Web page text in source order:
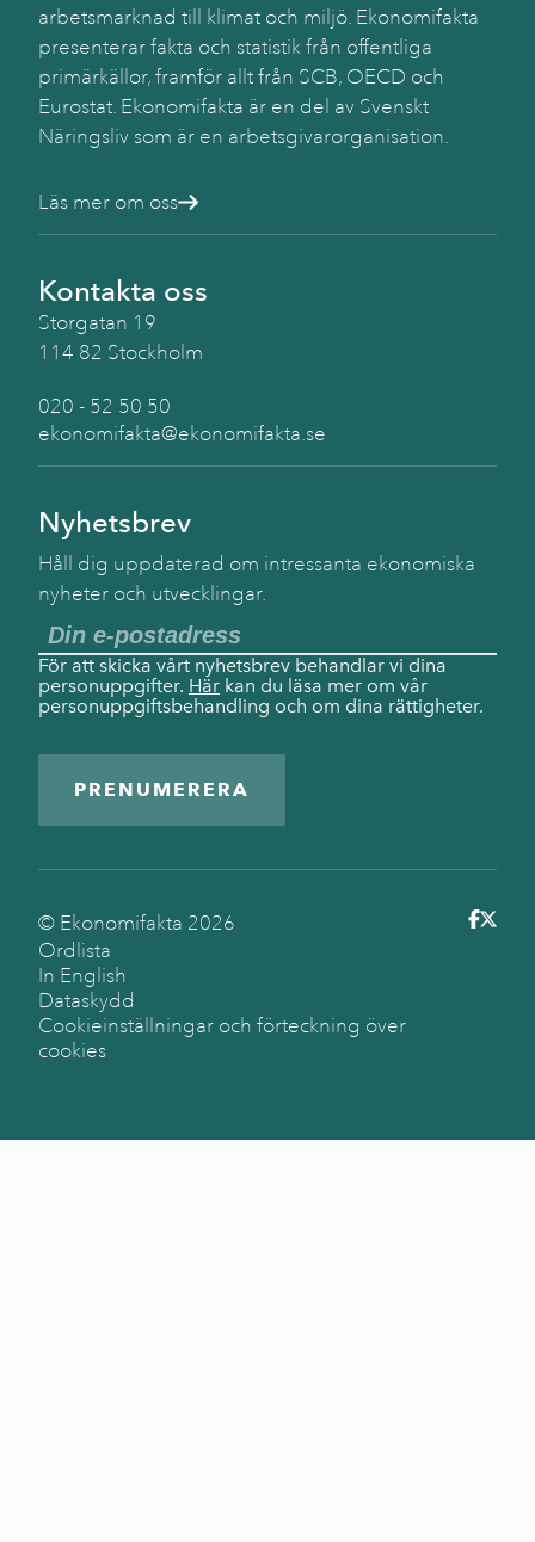
arbetsmarknad till klimat och miljö. Ekonomifakta
presenterar fakta och statistik från offentliga
primärkällor, framför allt från SCB, OECD och
Eurostat. Ekonomifakta är en del av Svenskt
Näringsliv som är en arbetsgivarorganisation.
Läs mer om oss
Kontakta oss
Storgatan 19
114 82 Stockholm
020 - 52 50 50
ekonomifakta@ekonomifakta.se
Nyhetsbrev
Håll dig uppdaterad om intressanta ekonomiska
nyheter och utvecklingar.
För att skicka vårt nyhetsbrev behandlar vi dina
personuppgifter. Här kan du läsa mer om vår
personuppgiftsbehandling och om dina rättigheter.
PRENUMERERA
© Ekonomifakta 2026
Ordlista
In English
Dataskydd
Cookieinställningar och förteckning över
cookies